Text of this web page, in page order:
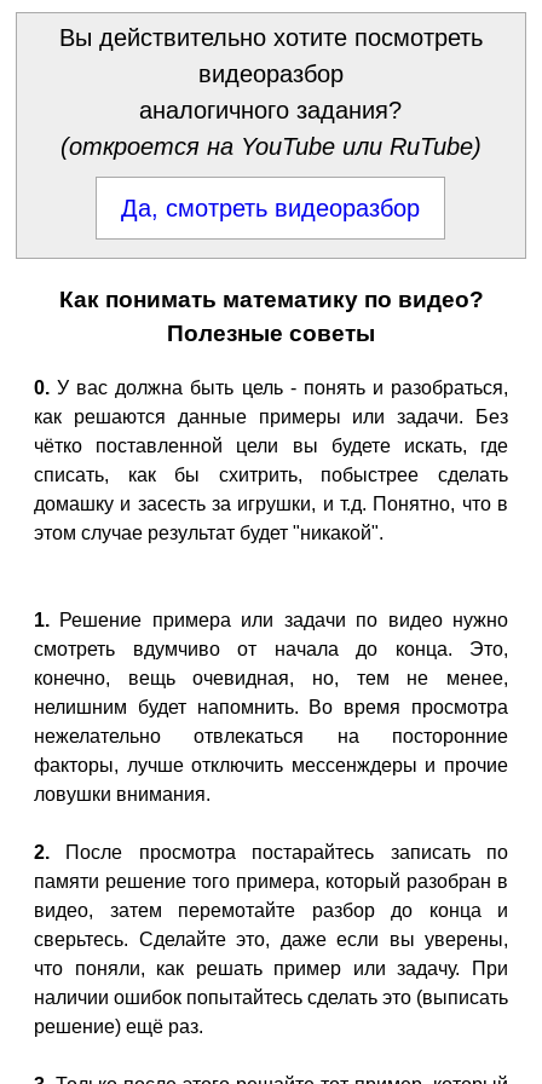
Вы действительно хотите посмотреть
видеоразбор
аналогичного задания?
(откроется на YouTube или RuTube)
Да, смотреть видеоразбор
Как понимать математику по видео?
Полезные советы
0. У вас должна быть цель - понять и разобраться,
как решаются данные примеры или задачи. Без
чётко поставленной цели вы будете искать, где
списать, как бы схитрить, побыстрее сделать
домашку и засесть за игрушки, и т.д. Понятно, что в
этом случае результат будет "никакой".
1. Решение примера или задачи по видео нужно
смотреть вдумчиво от начала до конца. Это,
конечно, вещь очевидная, но, тем не менее,
нелишним будет напомнить. Во время просмотра
нежелательно отвлекаться на посторонние
факторы, лучше отключить мессенждеры и прочие
ловушки внимания.
2. После просмотра постарайтесь записать по
памяти решение того примера, который разобран в
видео, затем перемотайте разбор до конца и
сверьтесь. Сделайте это, даже если вы уверены,
что поняли, как решать пример или задачу. При
наличии ошибок попытайтесь сделать это (выписать
решение) ещё раз.